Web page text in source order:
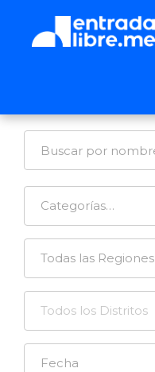
Categorías…
Todas las Regiones
Todos los Distritos
Fecha